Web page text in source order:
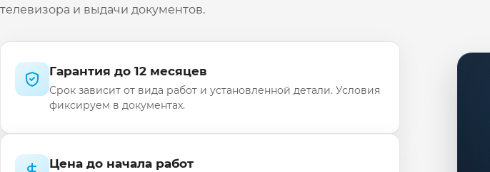
телевизора и выдачи документов.
Гарантия до 12 месяцев
Срок зависит от вида работ и установленной детали. Условия
фиксируем в документах.
Цена до начала работ